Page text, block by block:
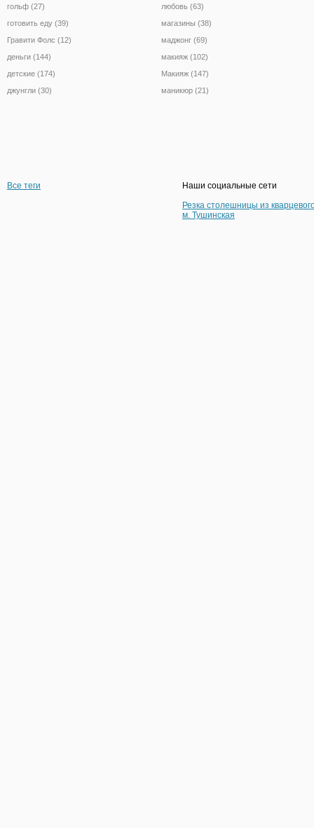
гольф (27)
готовить еду (39)
Гравити Фолс (12)
деньги (144)
детские (174)
джунгли (30)
любовь (63)
магазины (38)
маджонг (69)
макияж (102)
Макияж (147)
маникюр (21)
Все теги
Наши социальные сети
Резка столешницы из
м. Тушинская